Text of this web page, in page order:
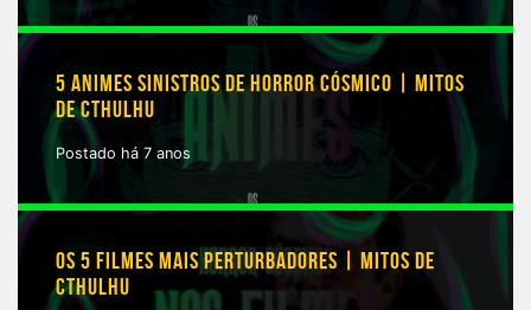
5 ANIMES SINISTROS DE HORROR CÓSMICO | MITOS
DE CTHULHU
Postado há 7 anos
OS 5 FILMES MAIS PERTURBADORES | MITOS DE
CTHULHU